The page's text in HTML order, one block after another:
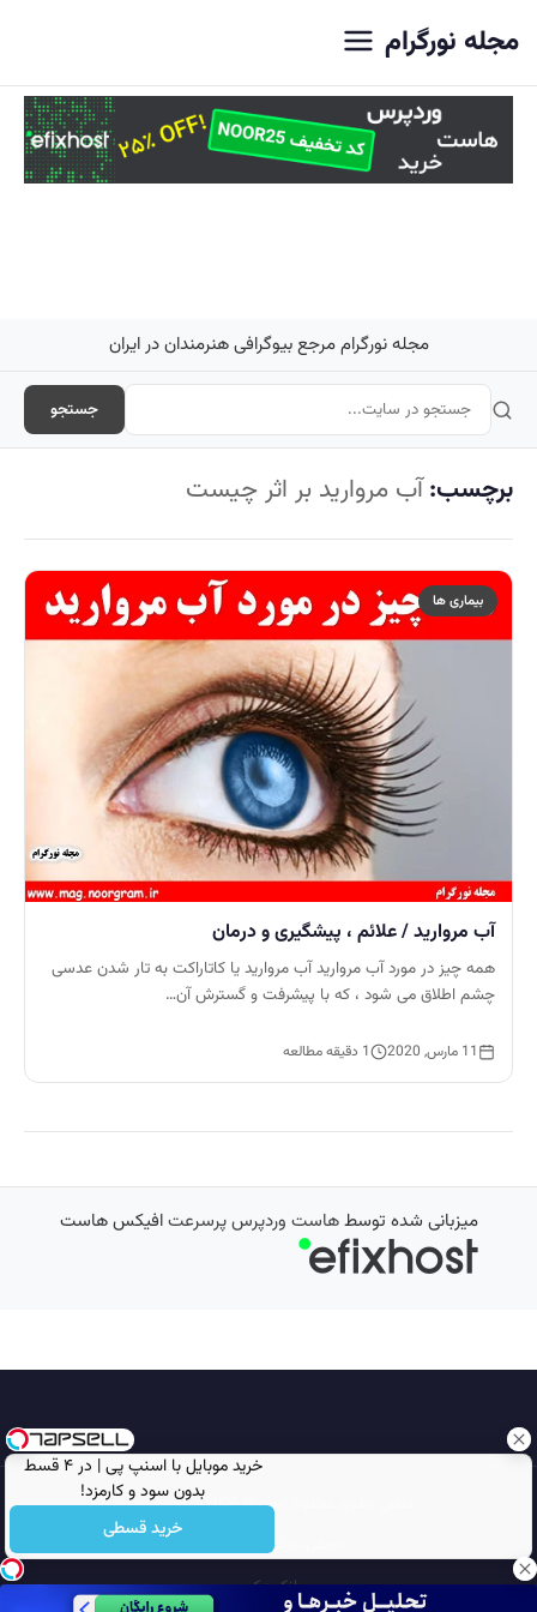
خرید موبایل با اسنپ پی | در ۴ قسط
بدون سود و کارمزد!
خرید قسطی
مجله نورگرام
مجله نورگرام مرجع بیوگرافی هنرمندان در ایران
جستجو
برچسب:آب مروارید بر اثر چیست
بیماری ها
آب مروارید / علائم ، پیشگیری و درمان
همه چیز در مورد آب مروارید آب مروارید یا کاتاراکت به تار شدن عدسی
چشم اطلاق می شود ، که با پیشرفت و گسترش آن…
11 مارس, 2020 1 دقیقه مطالعه
میزبانی شده توسطهاست وردپرس پرسرعتافیکس هاست
تمامی حقوق محفوظ است © 2026
مجله نورگرام
انجمن نورگرام
بانک عکس